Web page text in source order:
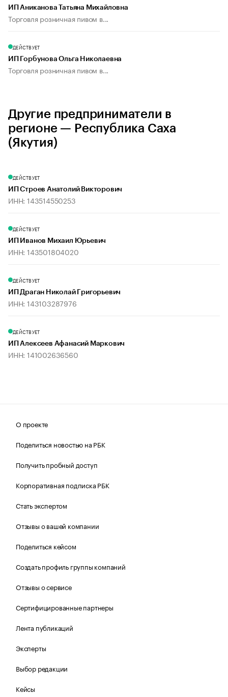
ИП Аниканова Татьяна Михайловна
Торговля розничная пивом в...
ДЕЙСТВУЕТ
ИП Горбунова Ольга Николаевна
Торговля розничная пивом в...
Другие предприниматели в
регионе — Республика Саха
(Якутия)
ДЕЙСТВУЕТ
ИП Строев Анатолий Викторович
ИНН: 143514550253
ДЕЙСТВУЕТ
ИП Иванов Михаил Юрьевич
ИНН: 143501804020
ДЕЙСТВУЕТ
ИП Драган Николай Григорьевич
ИНН: 143103287976
ДЕЙСТВУЕТ
ИП Алексеев Афанасий Маркович
ИНН: 141002636560
О проекте
Поделиться новостью на РБК
Получить пробный доступ
Корпоративная подписка РБК
Стать экспертом
Отзывы о вашей компании
Поделиться кейсом
Создать профиль группы компаний
Отзывы о сервисе
Сертифицированные партнеры
Лента публикаций
Эксперты
Выбор редакции
Кейсы